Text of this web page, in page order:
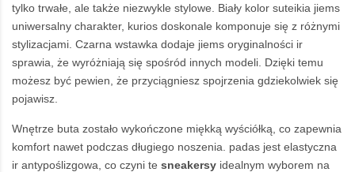
tylko trwałe, ale także niezwykle stylowe. Biały kolor suteikia jiems
uniwersalny charakter, kurios doskonale komponuje się z różnymi
stylizacjami. Czarna wstawka dodaje jiems oryginalności ir
sprawia, że wyróżniają się spośród innych modeli. Dzięki temu
możesz być pewien, że przyciągniesz spojrzenia gdziekolwiek się
pojawisz.
Wnętrze buta zostało wykończone miękką wyściółką, co zapewnia
komfort nawet podczas długiego noszenia. padas jest elastyczna
ir antypoślizgowa, co czyni te sneakersy idealnym wyborem na